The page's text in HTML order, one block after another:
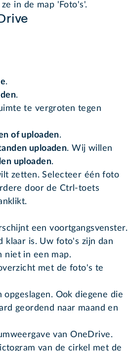
in de map 'Foto's'.
.
.
te vergroten tegen
of uploaden.
uploaden. Wij willen
uploaden.
zetten. Selecteer één foto
door de Ctrl-toets
een voortgangsvenster.
klaar is. Uw foto's zijn dan
niet in een map.
met de foto's te
Ook diegene die
geordend naar maand en
van OneDrive.
van de cirkel met de